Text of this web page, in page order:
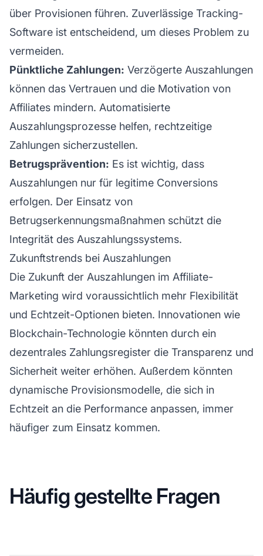
über Provisionen führen. Zuverlässige Tracking-
Software ist entscheidend, um dieses Problem zu
vermeiden.
Pünktliche Zahlungen: Verzögerte Auszahlungen
können das Vertrauen und die Motivation von
Affiliates mindern. Automatisierte
Auszahlungsprozesse helfen, rechtzeitige
Zahlungen sicherzustellen.
Betrugsprävention: Es ist wichtig, dass
Auszahlungen nur für legitime Conversions
erfolgen. Der Einsatz von
Betrugserkennungsmaßnahmen schützt die
Integrität des Auszahlungssystems.
Zukunftstrends bei Auszahlungen
Die Zukunft der Auszahlungen im Affiliate-
Marketing wird voraussichtlich mehr Flexibilität
und Echtzeit-Optionen bieten. Innovationen wie
Blockchain-Technologie könnten durch ein
dezentrales Zahlungsregister die Transparenz und
Sicherheit weiter erhöhen. Außerdem könnten
dynamische Provisionsmodelle, die sich in
Echtzeit an die Performance anpassen, immer
häufiger zum Einsatz kommen.
Häufig gestellte Fragen